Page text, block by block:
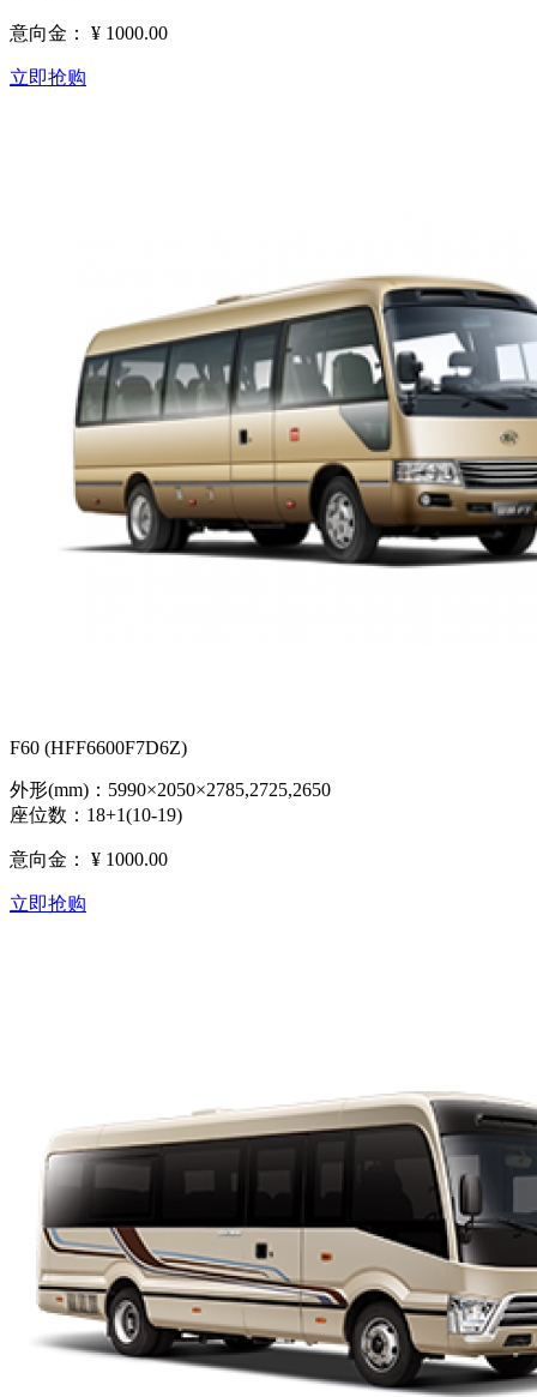
意向金： ¥ 1000.00
立即抢购
F60 (HFF6600F7D6Z)
外形(mm)：5990×2050×2785,2725,2650
座位数：18+1(10-19)
意向金： ¥ 1000.00
立即抢购